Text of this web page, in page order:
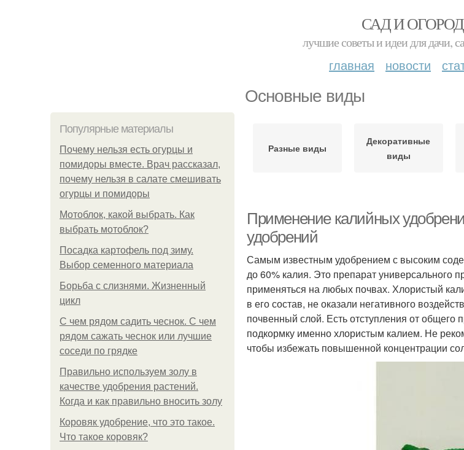
САД И ОГОРОД
лучшие советы и идеи для дачи,
главная новости
Основные виды
Популярные материалы
Почему нельзя есть огурцы и
помидоры вместе. Врач рассказал,
почему нельзя в салате смешивать
огурцы и помидоры
Мотоблок, какой выбрать. Как
выбрать мотоблок?
Посадка картофель под зиму.
Выбор семенного материала
Борьба с слизнями. Жизненный
цикл
С чем рядом садить чеснок. С чем
рядом сажать чеснок или лучшие
соседи по грядке
Правильно используем золу в
качестве удобрения растений.
Когда и как правильно вносить золу
Коровяк удобрение, что это такое.
Что такое коровяк?
Разные виды
Декоративные
виды
Применение калийных
удобрений
Самым известным удобрением с высоким
до 60% калия. Это препарат универсального
применяться на любых почвах. Хлористый
в его состав, не оказали негативного
почвенный слой. Есть отступления от
подкормку именно хлористым калием. Не
чтобы избежать повышенной концентрации